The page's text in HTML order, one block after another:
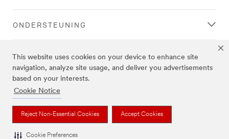
This website uses cookies on your device to enhance site
navigation, analyze site usage, and deliver you advertisements
based on your interests.
Cookie Notice
Reject Non-Essential Cookies Accept Cookies
Cookie Preferences
ONDERSTEUNING
PROGRAMMA'S
Juridische informatie Privacybeleid |
© 3M 2026. Alle rechten voorbehouden.